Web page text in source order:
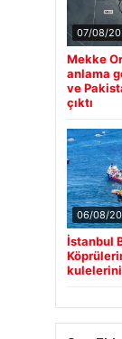
07/08/
Mekke
anlama
ve
çıktı
06/08/
İstanbul
kulelerini